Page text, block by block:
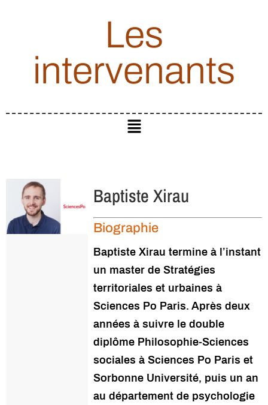
Les
intervenants
Baptiste Xirau
Biographie
Baptiste Xirau termine à l’instant
un master de Stratégies
territoriales et urbaines à
Sciences Po Paris. Après deux
années à suivre le double
diplôme Philosophie-Sciences
sociales à Sciences Po Paris et
Sorbonne Université, puis un an
au département de psychologie